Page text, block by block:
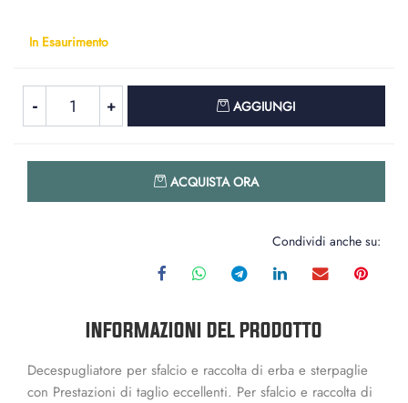
In Esaurimento
AGGIUNGI
ACQUISTA ORA
Condividi anche su:
INFORMAZIONI DEL PRODOTTO
Decespugliatore per sfalcio e raccolta di erba e sterpaglie
con Prestazioni di taglio eccellenti. Per sfalcio e raccolta di